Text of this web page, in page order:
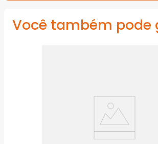
Você também pode